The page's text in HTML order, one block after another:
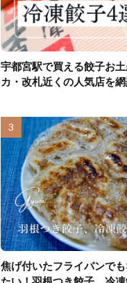
宇都宮駅で買える餃子お
カ・改札近くの人気店を
焦げ付いたフライパンで